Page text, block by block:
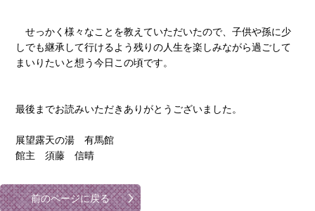
せっかく様々なことを教えていただいたので、子供や孫に少
しでも継承して行けるよう残りの人生を楽しみながら過ごして
まいりたいと想う今日この頃です。
最後までお読みいただきありがとうございました。
展望露天の湯 有馬館
館主 須藤 信晴
前のページに戻る